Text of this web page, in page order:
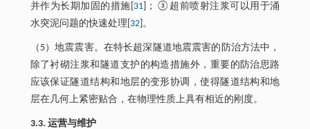
并作为长期加固的措施[ 31]；③超前喷射注浆可以用于涌
水突泥问题的快速处理[ 32]。
（5）地震震害。在特长超深隧道地震震害的防治方法中，
除了衬砌注浆和隧道支护的构造措施外，重要的防治思路
应该保证隧道结构和地层的变形协调，使得隧道结构和地
层在几何上紧密贴合，在物理性质上具有相近的刚度。
3.3. 运营与维护